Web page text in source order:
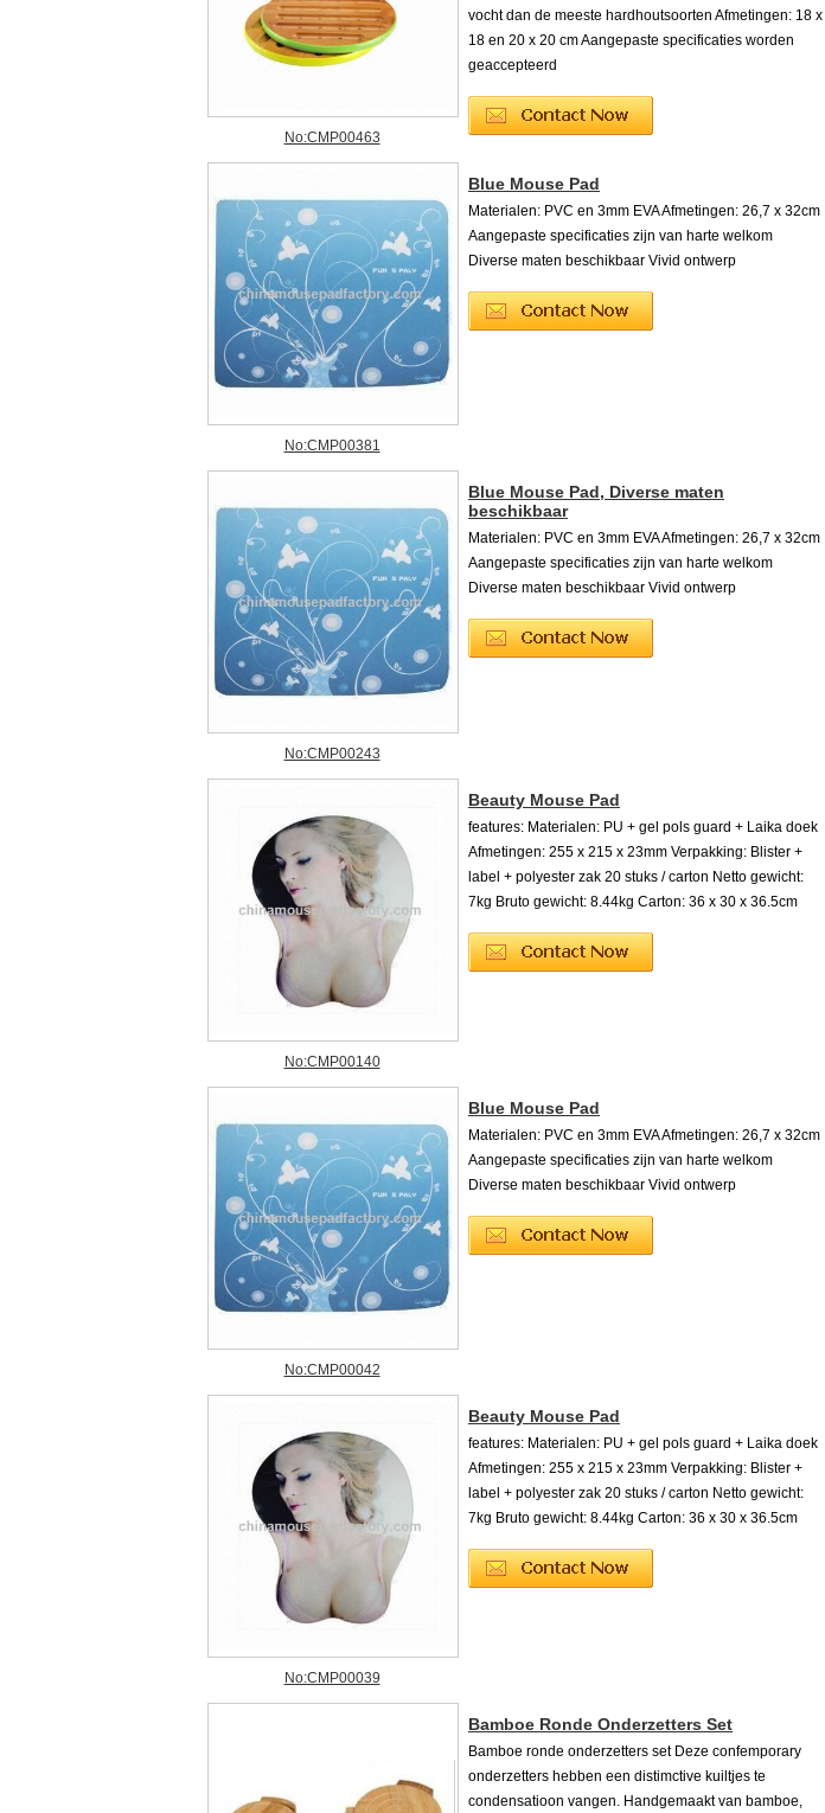
No:CMP00463
vocht dan de meeste hardhoutsoorten Afmetingen: 18 x
18 en 20 x 20 cm Aangepaste specificaties worden
geaccepteerd
No:CMP00381
Blue Mouse Pad
Materialen: PVC en 3mm EVA Afmetingen: 26,7 x 32cm
Aangepaste specificaties zijn van harte welkom
Diverse maten beschikbaar Vivid ontwerp
No:CMP00243
Blue Mouse Pad, Diverse maten
beschikbaar
Materialen: PVC en 3mm EVA Afmetingen: 26,7 x 32cm
Aangepaste specificaties zijn van harte welkom
Diverse maten beschikbaar Vivid ontwerp
No:CMP00140
Beauty Mouse Pad
features: Materialen: PU + gel pols guard + Laika doek
Afmetingen: 255 x 215 x 23mm Verpakking: Blister +
label + polyester zak 20 stuks / carton Netto gewicht:
7kg Bruto gewicht: 8.44kg Carton: 36 x 30 x 36.5cm
No:CMP00042
Blue Mouse Pad
Materialen: PVC en 3mm EVA Afmetingen: 26,7 x 32cm
Aangepaste specificaties zijn van harte welkom
Diverse maten beschikbaar Vivid ontwerp
No:CMP00039
Beauty Mouse Pad
features: Materialen: PU + gel pols guard + Laika doek
Afmetingen: 255 x 215 x 23mm Verpakking: Blister +
label + polyester zak 20 stuks / carton Netto gewicht:
7kg Bruto gewicht: 8.44kg Carton: 36 x 30 x 36.5cm
Bamboe Ronde Onderzetters Set
Bamboe ronde onderzetters set Deze confemporary
onderzetters hebben een distimctive kuiltjes te
condensatioon vangen. Handgemaakt van bamboe,